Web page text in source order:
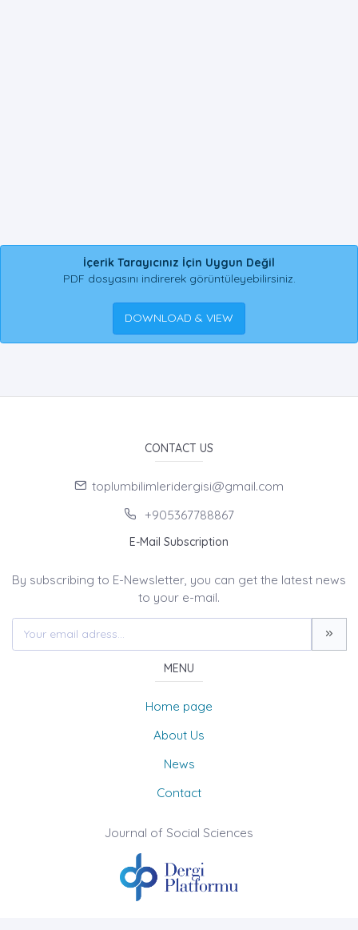
İçerik Tarayıcınız İçin Uygun Değil
PDF dosyasını indirerek görüntüleyebilirsiniz.
DOWNLOAD & VIEW
CONTACT US
toplumbilimleridergisi@gmail.com
+905367788867
E-Mail Subscription
By subscribing to E-Newsletter, you can get the latest news
to your e-mail.
MENU
Home page
About Us
News
Contact
Journal of Social Sciences